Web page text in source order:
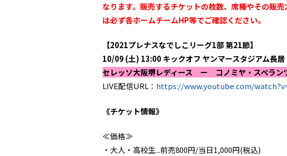
なります。販売するチケットの枚数、席種やその販
は必ず各ホームチームHP等でご確認ください。
【2021プレナスなでしこリーグ1部 第21節】
10/09 (土) 13:00 キックオフ ヤンマースタジアム長居
セレッソ大阪堺レディース ー コノミヤ・スペラン
LIVE配信URL： https://www.youtube.com/
《チケット情報》
≪価格≫
・大人・高校生...前売800円/当日1,000円(税込)